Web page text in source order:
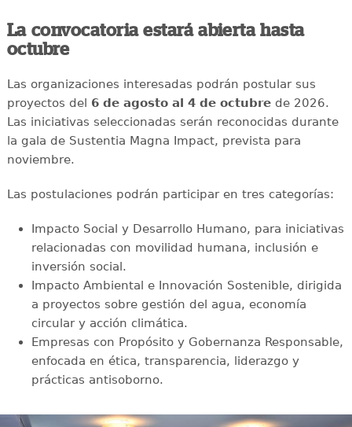
La convocatoria estará abierta hasta
octubre
Las organizaciones interesadas podrán postular sus
proyectos del 6 de agosto al 4 de octubrede 2026.
Las iniciativas seleccionadas serán reconocidas durante
la gala de Sustentia Magna Impact, prevista para
noviembre.
Las postulaciones podrán participar en tres categorías:
Impacto Social y Desarrollo Humano, para iniciativas
relacionadas con movilidad humana, inclusión e
inversión social.
Impacto Ambiental e Innovación Sostenible, dirigida
a proyectos sobre gestión del agua, economía
circular y acción climática.
Empresas con Propósito y Gobernanza Responsable,
enfocada en ética, transparencia, liderazgo y
prácticas antisoborno.